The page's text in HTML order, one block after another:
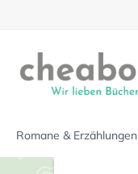
Romane & Erzählungen